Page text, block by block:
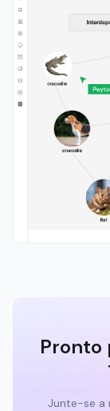
Pronto
Junte-se a